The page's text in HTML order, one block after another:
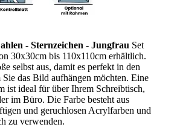
- Sternzeichen - Jungfrau Set
30x30cm bis 110x110cm erhältlich.
selbst aus, damit es perfekt in den
Sie das Bild aufhängen möchten. Eine
ist ideal für über Ihrem Schreibtisch,
im Büro. Die Farbe besteht aus
und geruchlosen Acrylfarben und
zu verwenden.